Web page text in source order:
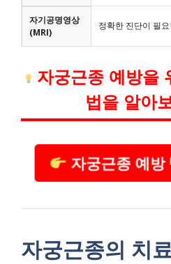
자기공명영상
(MRI)
정확한 진단이 필
자궁근종 예방을
법을 알아
자궁근종 예방
자궁근종의 치